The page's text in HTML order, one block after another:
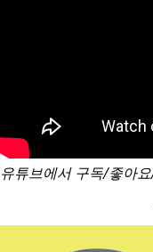
유튜브에서 구독/좋아